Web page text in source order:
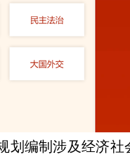
划编制涉及经济